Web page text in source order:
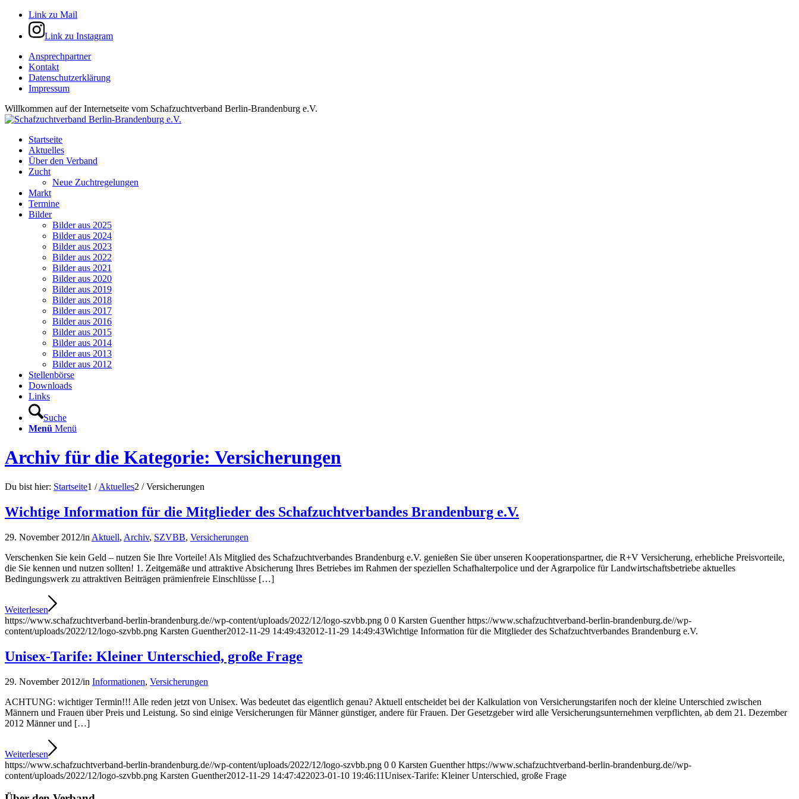
Link zu Mail
Link zu Instagram
Ansprechpartner
Kontakt
Datenschutzerklärung
Impressum
Willkommen auf der Internetseite vom Schafzuchtverband Berlin-Brandenburg e.V.
Startseite
Aktuelles
Über den Verband
Zucht
Neue Zuchtregelungen
Markt
Termine
Bilder
Bilder aus 2025
Bilder aus 2024
Bilder aus 2023
Bilder aus 2022
Bilder aus 2021
Bilder aus 2020
Bilder aus 2019
Bilder aus 2018
Bilder aus 2017
Bilder aus 2016
Bilder aus 2015
Bilder aus 2014
Bilder aus 2013
Bilder aus 2012
Stellenbörse
Downloads
Links
Suche
Menü Menü
Archiv für die Kategorie: Versicherungen
Du bist hier: Startseite1 / Aktuelles2 / Versicherungen
Wichtige Information für die Mitglieder des Schafzuchtverbandes Brandenburg e.V.
29. November 2012/in Aktuell, Archiv, SZVBB, Versicherungen
Verschenken Sie kein Geld – nutzen Sie Ihre Vorteile! Als Mitglied des Schafzuchtverbandes Brandenburg e.V. genießen Sie über unseren Kooperationspartner, die R+V Versicherung, erhebliche Preisvorteile,
die Sie kennen und nutzen sollten! 1. Zeitgemäße und attraktive Absicherung Ihres Betriebes im Rahmen der speziellen Schafhalterpolice und der Agrarpolice für Landwirtschaftsbetriebe aktuelles
Bedingungswerk zu attraktiven Beiträgen prämienfreie Einschlüsse […]
Weiterlesen
https://www.schafzuchtverband-berlin-brandenburg.de//wp-content/uploads/2022/12/logo-szvbb.png 0 0 Karsten Guenther https://www.schafzuchtverband-berlin-brandenburg.de//wp-
content/uploads/2022/12/logo-szvbb.png Karsten Guenther2012-11-29 14:49:432012-11-29 14:49:43Wichtige Information für die Mitglieder des Schafzuchtverbandes Brandenburg e.V.
Unisex-Tarife: Kleiner Unterschied, große Frage
29. November 2012/in Informationen, Versicherungen
ACHTUNG: wichtiger Termin!!! Alle reden jetzt von Unisex. Was bedeutet das eigentlich genau? Aktuell entscheidet bei der Kalkulation von Versicherungstarifen noch der kleine Unterschied zwischen
Männern und Frauen über Preis und Leistung. So sind einige Versicherungen für Männer günstiger, andere für Frauen. Der Gesetzgeber wird alle Versicherungsunternehmen verpflichten, ab dem 21. Dezember
2012 Männer und […]
Weiterlesen
https://www.schafzuchtverband-berlin-brandenburg.de//wp-content/uploads/2022/12/logo-szvbb.png 0 0 Karsten Guenther https://www.schafzuchtverband-berlin-brandenburg.de//wp-
content/uploads/2022/12/logo-szvbb.png Karsten Guenther2012-11-29 14:47:422023-01-10 19:46:11Unisex-Tarife: Kleiner Unterschied, große Frage